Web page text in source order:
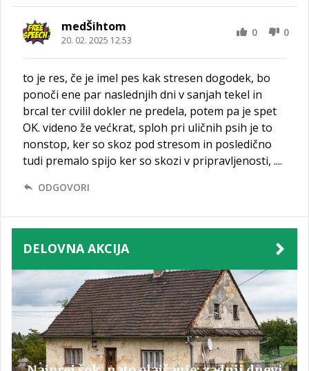
medŠihtom
20. 02. 2025 12.53
0 0
to je res, če je imel pes kak stresen dogodek, bo
ponoči ene par naslednjih dni v sanjah tekel in
brcal ter cvilil dokler ne predela, potem pa je spet
OK. videno že većkrat, sploh pri uličnih psih je to
nonstop, ker so skoz pod stresom in posledično
tudi premalo spijo ker so skozi v pripravljenosti, ....
ODGOVORI
DELOVNA AKCIJA